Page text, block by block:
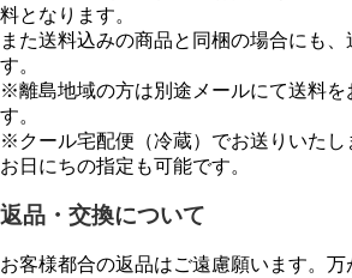
料となります。
また送料込みの商品と同梱の場合にも、
す。
※離島地域の方は別途メールにて送料を
す。
※クール宅配便（冷蔵）でお送りいたし
お日にちの指定も可能です。
返品・交換について
お客様都合の返品はご遠慮願います。